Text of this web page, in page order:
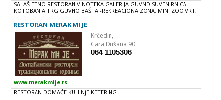
SALAŠ ETNO RESTORAN VINOTEKA GALERIJA GUVNO SUVENIRNICA
KOTOBANjA TRG GUVNO BAŠTA -REKREACIONA ZONA, MINI ZOO VRT,
DEČIJE IGRALIŠTE, MANjEŽ i VELIKI LAVIRINT ZECA IZLETI PROSTOR ZA
SEMINARE, KOKTELE, KONFERENCIJE, PROMOCIJE... ORGANIZOVANjE
SVIH VRSTA PROSLAVA, POSLOVNIH RUČKOVA
RESTORAN MERAK MI JE
Krčedin,
Cara Dušana 90
064 1105306
www.merakmije.rs
RESTORAN DOMAĆE KUHINjE KETERING